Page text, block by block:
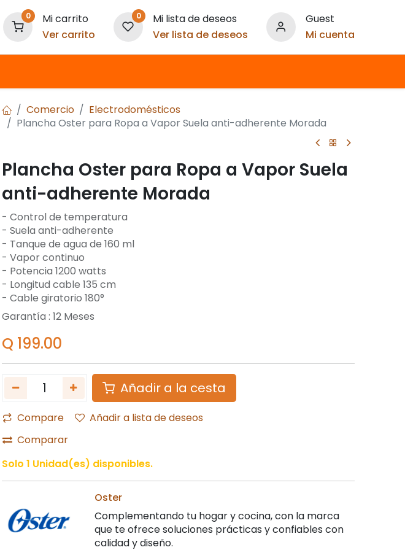
0
Mi carrito
Ver carrito
0
Mi lista de deseos
Ver lista de deseos
Guest
Mi cuenta
Comercio
Electrodomésticos
Plancha Oster para Ropa a Vapor Suela anti-adherente Morada
Plancha Oster para Ropa a Vapor Suela
anti-adherente Morada
- Control de temperatura
- Suela anti-adherente
- Tanque de agua de 160 ml
- Vapor continuo
- Potencia 1200 watts
- Longitud cable 135 cm
- Cable giratorio 180°
Garantía : 12 Meses
Q 199.00
Añadir a la cesta
Compare
Añadir a lista de deseos
Comparar
Solo 1 Unidad(es) disponibles.
Oster
Complementando tu hogar y cocina, con la marca
que te ofrece soluciones prácticas y confiables con
calidad y diseño.